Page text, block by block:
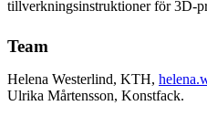
tillverkningsinstruktioner för 3D-
Team
Helena Westerlind, KTH,
Ulrika Mårtensson, Konstfack.